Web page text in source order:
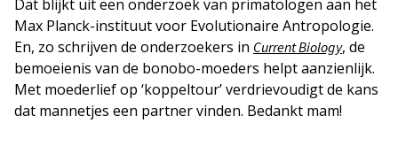
Dat blijkt uit een onderzoek van primatologen aan het
Max Planck-instituut voor Evolutionaire Antropologie.
En, zo schrijven de onderzoekers in Current Biology, de
bemoeienis van de bonobo-moeders helpt aanzienlijk.
Met moederlief op ‘koppeltour’ verdrievoudigt de kans
dat mannetjes een partner vinden. Bedankt mam!